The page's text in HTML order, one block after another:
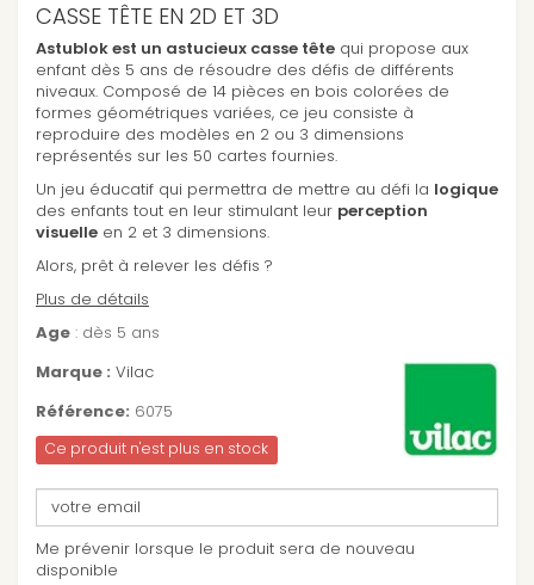
CASSE TÊTE EN 2D ET 3D
Astublok est un astucieux casse tête qui propose aux
enfant dès 5 ans de résoudre des défis de différents
niveaux. Composé de 14 pièces en bois colorées de
formes géométriques variées, ce jeu consiste à
reproduire des modèles en 2 ou 3 dimensions
représentés sur les 50 cartes fournies.
Un jeu éducatif qui permettra de mettre au défi la logique
des enfants tout en leur stimulant leur perception
visuelle en 2 et 3 dimensions.
Alors, prêt à relever les défis ?
Plus de détails
Age : dès 5 ans
Marque : Vilac
Référence: 6075
Ce produit n'est plus en stock
Me prévenir lorsque le produit sera de nouveau
disponible